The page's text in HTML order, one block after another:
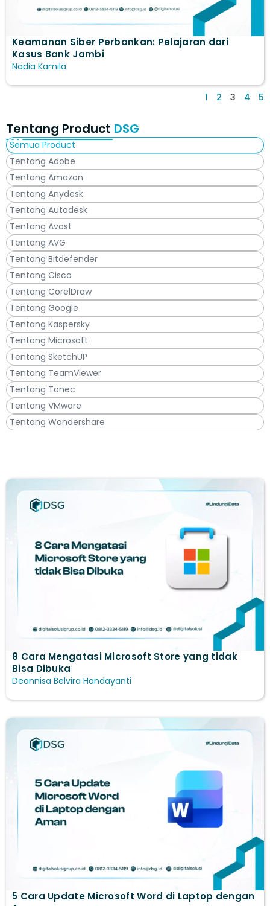
Keamanan Siber Perbankan: Pelajaran dari
Kasus Bank Jambi
Nadia Kamila
1 2 3 4 5
Tentang Product DSG
Tentang Adobe
Tentang Amazon
Tentang Anydesk
Tentang Autodesk
Tentang Avast
Tentang AVG
Tentang Bitdefender
Tentang Cisco
Tentang CorelDraw
Tentang Google
Tentang Kaspersky
Tentang Microsoft
Tentang SketchUP
Tentang TeamViewer
Tentang Tonec
Tentang VMware
Tentang Wondershare
Semua Product
8 Cara Mengatasi Microsoft Store yang tidak
Bisa Dibuka
Deannisa Belvira Handayanti
5 Cara Update Microsoft Word di Laptop​ dengan